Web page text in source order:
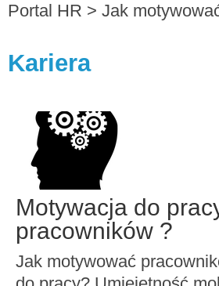
Portal HR > Jak
Kariera
Motywacja do
pracowników ?
Jak motywować